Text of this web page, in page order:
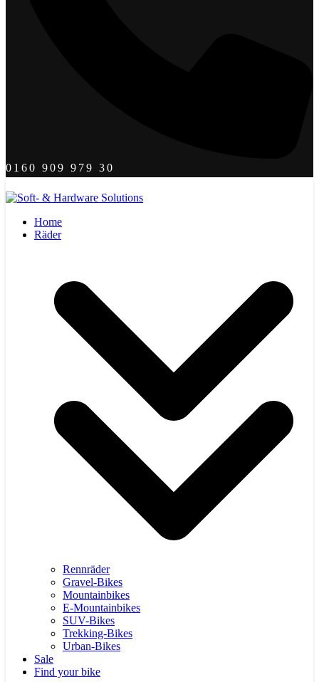
0160 909 979 30
Home
Räder
Rennräder
Gravel-Bikes
Mountainbikes
E-Mountainbikes
SUV-Bikes
Trekking-Bikes
Urban-Bikes
Sale
Find your bike